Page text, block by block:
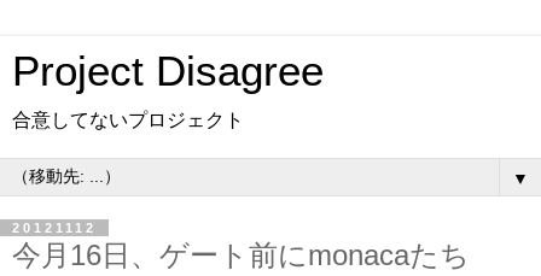
Project Disagree
合意してないプロジェクト
▼
20121112
今月16日、ゲート前にmonacaたち